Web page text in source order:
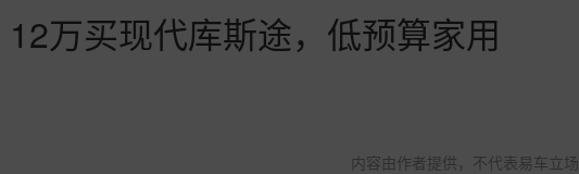
万买现代库斯途，低预算家用
内容由作者提供，不代表易车立场